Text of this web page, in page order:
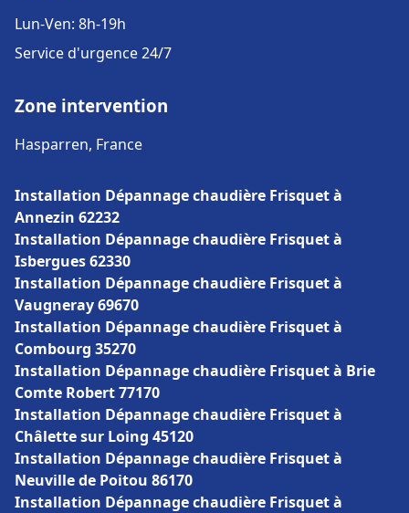
Lun-Ven: 8h-19h
Service d'urgence 24/7
Zone intervention
Hasparren, France
Installation Dépannage chaudière Frisquet à
Annezin 62232
Installation Dépannage chaudière Frisquet à
Isbergues 62330
Installation Dépannage chaudière Frisquet à
Vaugneray 69670
Installation Dépannage chaudière Frisquet à
Combourg 35270
Installation Dépannage chaudière Frisquet à Brie
Comte Robert 77170
Installation Dépannage chaudière Frisquet à
Châlette sur Loing 45120
Installation Dépannage chaudière Frisquet à
Neuville de Poitou 86170
Installation Dépannage chaudière Frisquet à